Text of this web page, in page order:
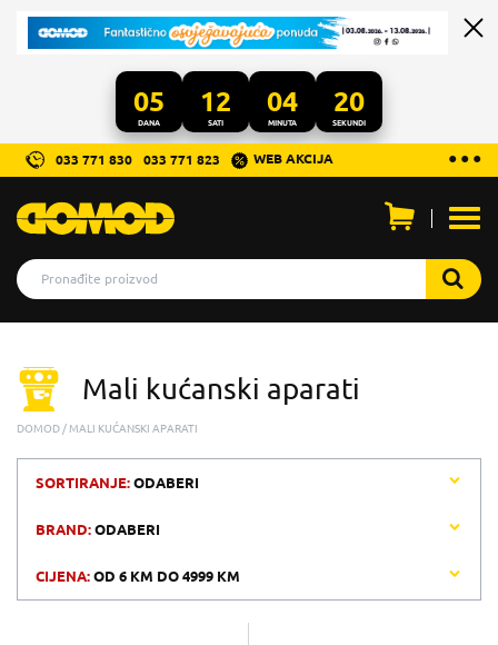
05
DANA
12
SATI
04
MINUTA
20
SEKUNDI
...
● ● ●
033 771 830 033 771 823 WEB AKCIJA
Mali kućanski aparati
DOMOD MALI KUĆANSKI APARATI
SORTIRANJE:ODABERI
BRAND:ODABERI
CIJENA:OD 6 KM DO4999 KM